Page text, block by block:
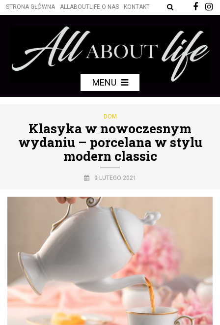
STRONA GŁÓWNA ALLABOUTLIFE O NAS KONTAKT
MENU
DOM
Klasyka w nowoczesnym
wydaniu – porcelana w stylu
modern classic
9 LUTEGO 2021